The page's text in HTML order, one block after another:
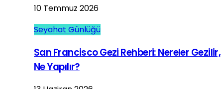
10 Temmuz 2026
Seyahat Günlüğü
San Francisco Gezi Rehberi: Nereler Gezilir,
Ne Yapılır?